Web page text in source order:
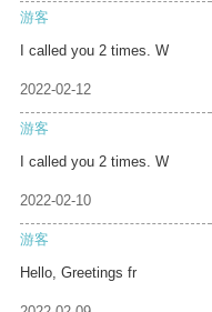
游客
I called you 2 times. W
2022-02-12
游客
I called you 2 times. W
2022-02-10
游客
Hello, Greetings fr